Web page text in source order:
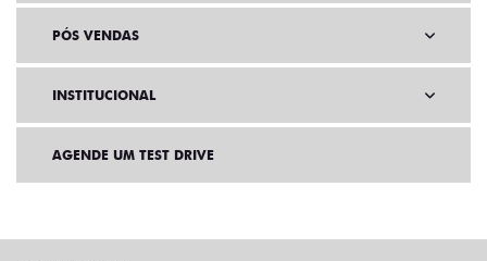
PÓS VENDAS
INSTITUCIONAL
AGENDE UM TEST DRIVE